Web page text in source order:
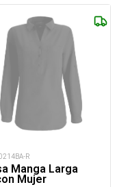
R
Manga Larga
Mujer